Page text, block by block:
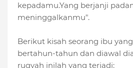
kepadamu.Yang berjanji
meninggalkanmu".
Berikut kisah seorang ibu
bertahun-tahun dan diawal
ruqyah inilah yang terjadi: